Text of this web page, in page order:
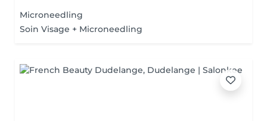
Microneedling
Soin Visage + Microneedling